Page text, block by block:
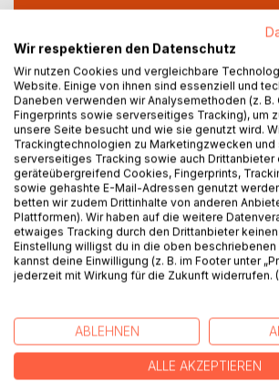
Auf die Merkliste
Titel bewerten
BESCHREIBUNG
Nichts ist verführerischer als die
Bewegungen leidenschaftlicher Tänzer,
Erleben Sie erotische Tanz-
ekstatischen Akt eines Liebespaares bis
hemmungslosen One-Night-Stand.
Emilia Jones entführt den Leser mit dieser
Wir respektieren den Datenschutz
Wir nutzen Cookies und vergleichbare
Website. Einige von ihnen sind essenziell und
Daneben verwenden wir Analysemethoden (z.
Fingerprints sowie serverseitiges Tracking), um
unsere Seite besucht und wie sie genutzt wird.
Trackingtechnologien zu Marketingzwecken und
serverseitiges Tracking sowie auch Drittanbieter
geräteübergreifend Cookies, Fingerprints,
sowie gehashte E-Mail-Adressen genutzt
betten wir zudem Drittinhalte von anderen
Plattformen). Wir haben auf die weitere
etwaiges Tracking durch den Drittanbieter
Einstellung willigst du in die oben beschriebenen
kannst deine Einwilligung (z. B. im Footer unter
jederzeit mit Wirkung für die Zukunft widerrufen. (
ABLEHNEN
ALLE AKZEPTIEREN